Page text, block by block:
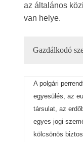
az általános
van helye.
Gazdálkodó
A polgári
egyesülés, az
társulat, az
egyes jogi
kölcsönös